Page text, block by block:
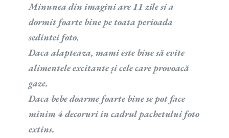
Minunea din imagini are 11 zile si a
dormit foarte bine pe toata perioada
sedintei foto.
Daca alapteaza, mami este bine să evite
alimentele excitante și cele care provoacă
gaze.
Daca bebe doarme foarte bine se pot face
minim 4 decoruri in cadrul pachetului foto
extins.